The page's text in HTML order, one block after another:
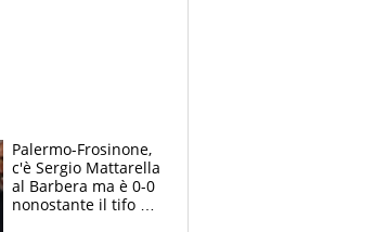
Palermo-Frosinone,
c'è Sergio Mattarella
al Barbera ma è 0-0
nonostante il tifo del